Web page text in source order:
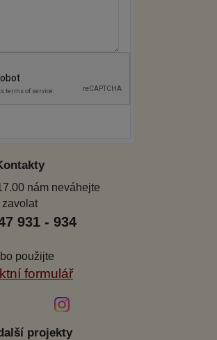
nám neváhejte
zavolat
931 - 934
použijte
formulář
projekty